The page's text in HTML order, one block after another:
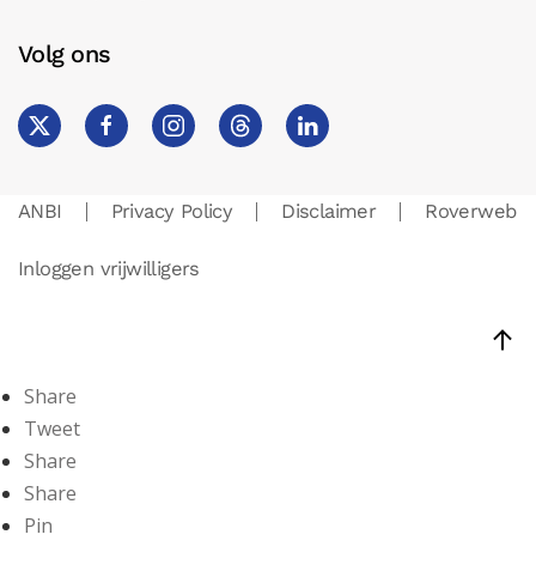
Volg ons
ANBI Privacy Policy Disclaimer Roverweb
Inloggen vrijwilligers
Share
Tweet
Share
Share
Pin